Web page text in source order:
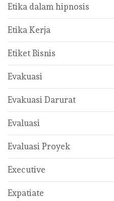
Etika dalam hipnosis
Etika Kerja
Etiket Bisnis
Evakuasi
Evakuasi Darurat
Evaluasi
Evaluasi Proyek
Executive
Expatiate